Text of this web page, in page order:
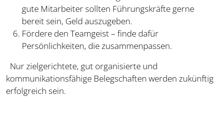
gute Mitarbeiter sollten Führungskräfte gerne
bereit sein, Geld auszugeben.
Fördere den Teamgeist – finde dafür
Persönlichkeiten, die zusammenpassen.
Nur zielgerichtete, gut organisierte und
kommunikationsfähige Belegschaften werden zukünftig
erfolgreich sein.